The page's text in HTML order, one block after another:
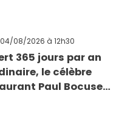
04/08/2026 à 12h30
365 jours par an
le célèbre
Paul Bocuse